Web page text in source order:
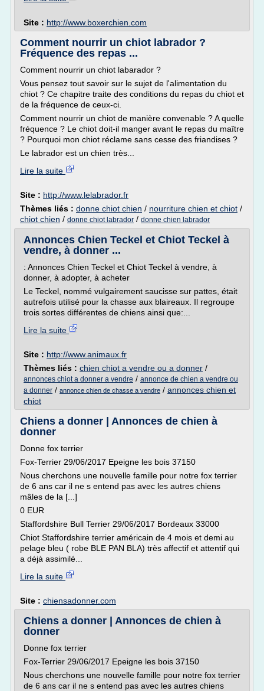
Site : http://www.boxerchien.com
Comment nourrir un chiot labrador ?
Fréquence des repas ...
Comment nourrir un chiot labarador ?
Vous pensez tout savoir sur le sujet de l'alimentation du
chiot ? Ce chapitre traite des conditions du repas du chiot et
de la fréquence de ceux-ci.
Comment nourrir un chiot de manière convenable ? A quelle
fréquence ? Le chiot doit-il manger avant le repas du maître
? Pourquoi mon chiot réclame sans cesse des friandises ?
Le labrador est un chien très...
Lire la suite
Site : http://www.lelabrador.fr
Thèmes liés : donne chiot chien / nourriture chien et chiot /
chiot chien / donne chiot labrador / donne chien labrador
Annonces Chien Teckel et Chiot Teckel à
vendre, à donner ...
: Annonces Chien Teckel et Chiot Teckel à vendre, à
donner, à adopter, à acheter
Le Teckel, nommé vulgairement saucisse sur pattes, était
autrefois utilisé pour la chasse aux blaireaux. Il regroupe
trois sortes différentes de chiens ainsi que:...
Lire la suite
Site : http://www.animaux.fr
Thèmes liés : chien chiot a vendre ou a donner /
annonces chiot a donner a vendre / annonce de chien a vendre ou
a donner / annonce chien de chasse a vendre / annonces chien et
chiot
Chiens a donner | Annonces de chien à
donner
Donne fox terrier
Fox-Terrier 29/06/2017 Epeigne les bois 37150
Nous cherchons une nouvelle famille pour notre fox terrier
de 6 ans car il ne s entend pas avec les autres chiens
mâles de la [...]
0 EUR
Staffordshire Bull Terrier 29/06/2017 Bordeaux 33000
Chiot Staffordshire terrier américain de 4 mois et demi au
pelage bleu ( robe BLE PAN BLA) très affectif et attentif qui
a déjà assimilé...
Lire la suite
Site : chiensadonner.com
Chiens a donner | Annonces de chien à
donner
Donne fox terrier
Fox-Terrier 29/06/2017 Epeigne les bois 37150
Nous cherchons une nouvelle famille pour notre fox terrier
de 6 ans car il ne s entend pas avec les autres chiens